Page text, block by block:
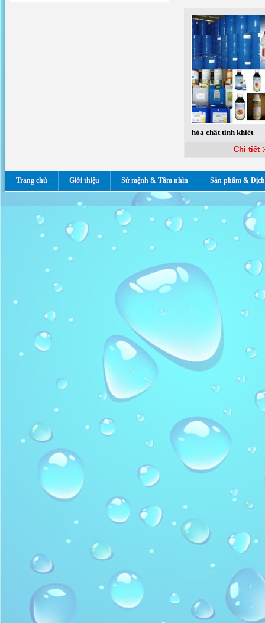
hóa chất tinh khiết
Chi tiết
Trang chủ Giới thiệu Sứ mệnh & Tầm nhìn Sản phẩm &